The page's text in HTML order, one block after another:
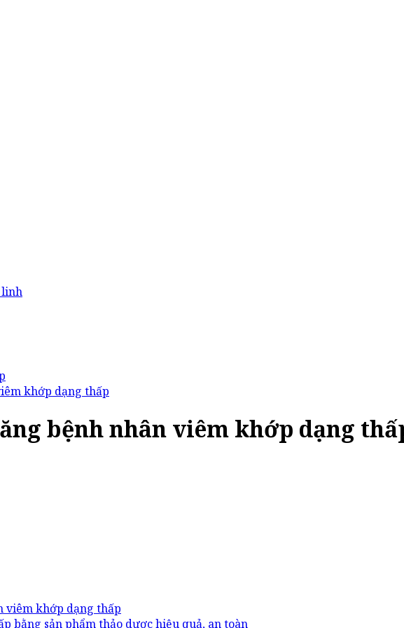
linh
khớp dạng thấp
bệnh nhân viêm khớp dạng
viêm khớp dạng thấp
bằng sản phẩm thảo dược hiệu quả, an toàn